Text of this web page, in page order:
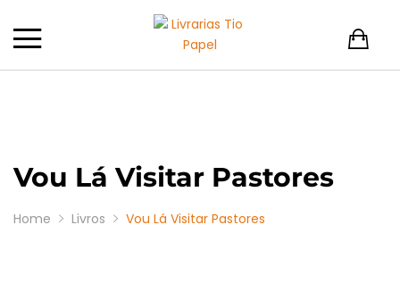
Vou Lá Visitar Pastores
Home Livros Vou Lá Visitar Pastores